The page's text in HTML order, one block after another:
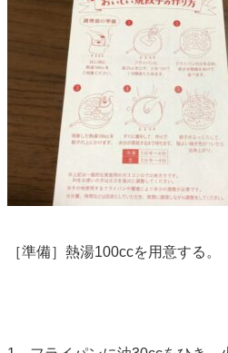
［準備］熱湯100ccを用意する。